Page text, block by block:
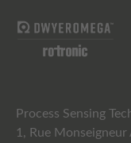
Process Sensing
1, Rue Monseigneur